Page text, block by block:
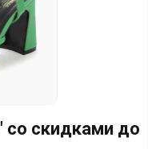
со скидками до